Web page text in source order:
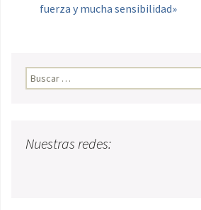
fuerza y mucha sensibilidad»
Buscar:
Nuestras redes: